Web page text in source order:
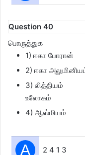
Question 40
பொருத்துக
1) ஈகா
2) ஈகா
3) லித்தியம்
உலோகம்
4) ஆஸ்மியம்
A 2 4 1 3